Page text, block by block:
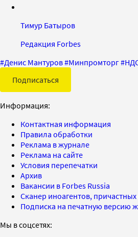
Тимур Батыров
Редакция Forbes
#Денис Мантуров#Минпромторг#
Подписаться
Информация:
Контактная информация
Правила обработки
Реклама в журнале
Реклама на сайте
Условия перепечатки
Архив
Вакансии в Forbes Russia
Сканер иноагентов,
Подписка на печатную версию
Мы в соцсетях: